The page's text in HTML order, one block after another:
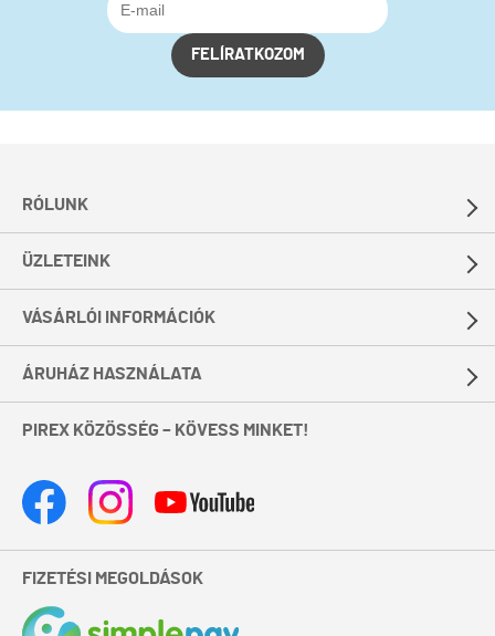
FELÍRATKOZOM
RÓLUNK
ÜZLETEINK
VÁSÁRLÓI INFORMÁCIÓK
ÁRUHÁZ HASZNÁLATA
PIREX KÖZÖSSÉG – KÖVESS MINKET!
FIZETÉSI MEGOLDÁSOK